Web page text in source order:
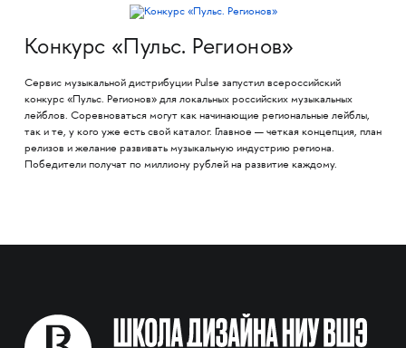
Конкурс «Пульс. Регионов»
Сервис музыкальной дистрибуции Pulse запустил всероссийский
конкурс «Пульс. Регионов» для локальных российских музыкальных
лейблов. Соревноваться могут как начинающие региональные лейблы,
так и те, у кого уже есть свой каталог. Главное — четкая концепция, план
релизов и желание развивать музыкальную индустрию региона.
Победители получат по миллиону рублей на развитие каждому.